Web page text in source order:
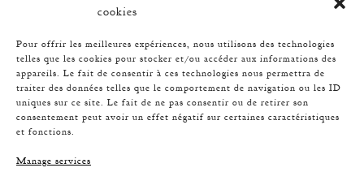
cookies
Pour offrir les meilleures expériences, nous utilisons des technologies
telles que les cookies pour stocker et/ou accéder aux informations des
appareils. Le fait de consentir à ces technologies nous permettra de
traiter des données telles que le comportement de navigation ou les ID
uniques sur ce site. Le fait de ne pas consentir ou de retirer son
consentement peut avoir un effet négatif sur certaines caractéristiques
et fonctions.
Manage services
ROPE TABLE LAMP, AUDOUX-MINNET, 33,5CM 4